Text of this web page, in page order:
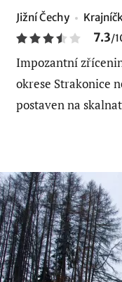
Jižní Čechy
7.3/
Impozantní
okrese Strakonice
postaven na